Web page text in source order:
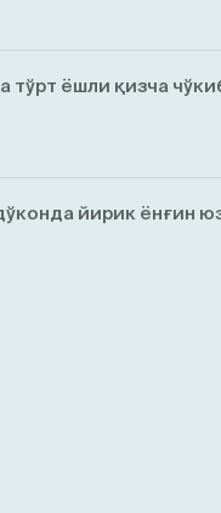
ёшли қизча
йирик ёнғин